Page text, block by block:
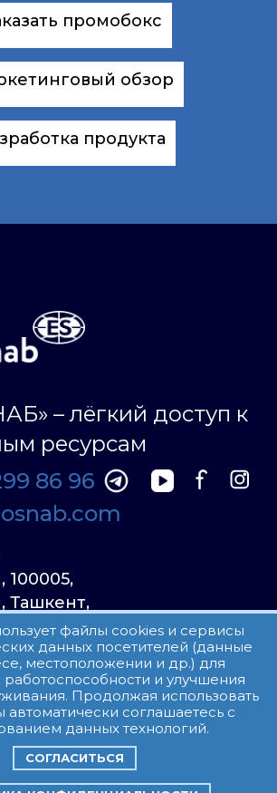
промобокс
обзор
продукта
– лёгкий доступ к
ресурсам
86 96
100005,
Ташкент,
Йули
соглашение
файлы cookies и сервисы
данных посетителей (данные
местоположении и др.) для
и улучшения
Продолжая использовать
автоматически соглашаетесь с
данных технологий.
СОГЛАСИТЬСЯ